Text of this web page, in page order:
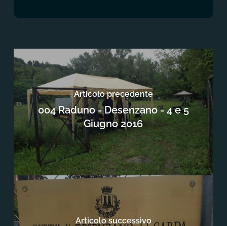
Articolo precedente
004 Raduno - Desenzano - 4 e 5
Giugno 2016
Articolo successivo